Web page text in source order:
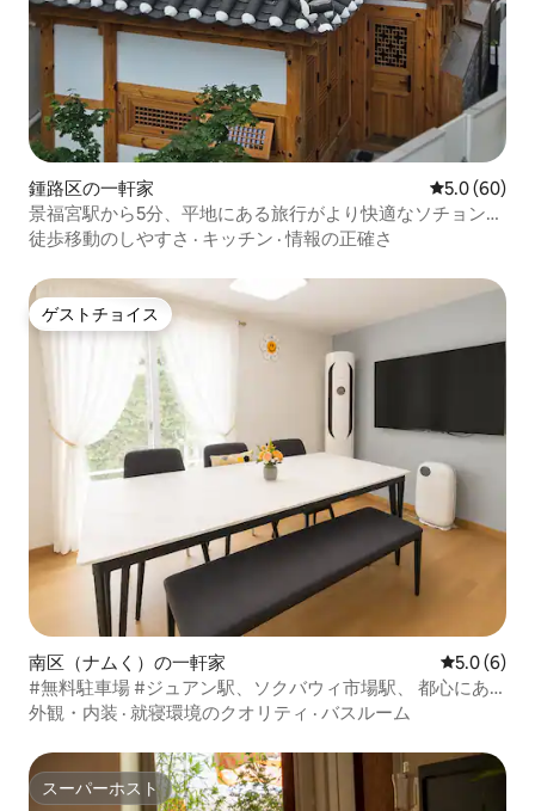
鍾路区の一軒家 レビュー60
5.0 (60)
景福宮駅から5分、平地にある旅行がより快適なソチョンの
2階建ての一軒家の韓屋
徒歩移動のしやすさ · キッチン ·情報の正確さ
ゲストチョイス
ゲストチョイス
南区（ナムく）の一軒家 レビュー6
5.0 (6)
#無料駐車場 #ジュアン駅、ソクバウィ市場駅、 都心にあ
る感性あふれる宿泊先、 伝統的な市場、ロッテ百貨店、ム
外観・内装 · 就寝環境のクオリティ · バスルーム
スーパーホスト
スーパーホスト